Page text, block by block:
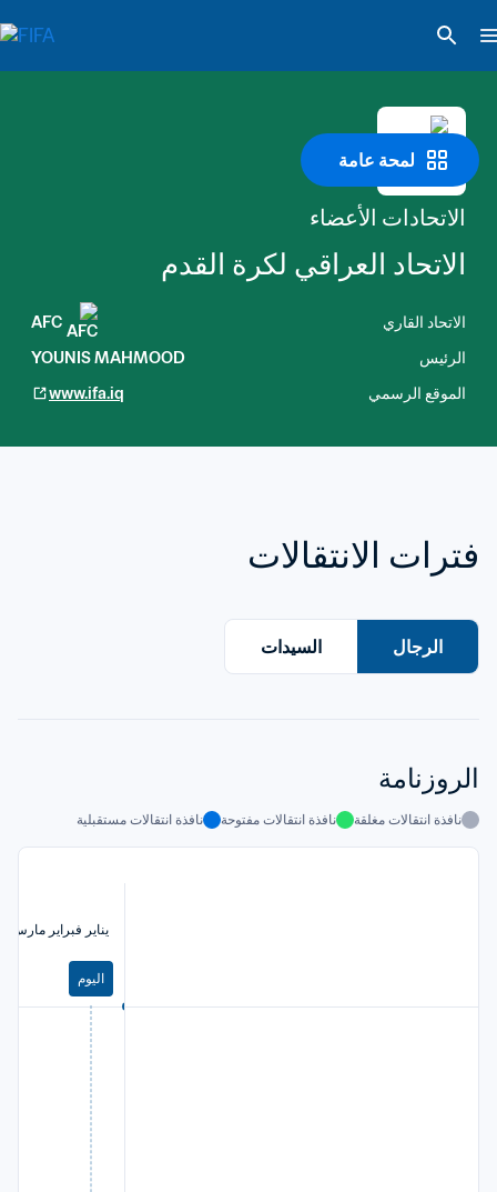
لمحة عامة
الاتحادات الأعضاء
الاتحاد العراقي لكرة القدم
الاتحاد القاري
AFC
الرئيس
YOUNIS MAHMOOD
الموقع الرسمي
www.ifa.iq
فترات الانتقالات
الرجال السيدات
الروزنامة
نافذة انتقالات مغلقة نافذة انتقالات مفتوحة نافذة انتقالات مستقبلية
يناير فبراير مارس
اليوم